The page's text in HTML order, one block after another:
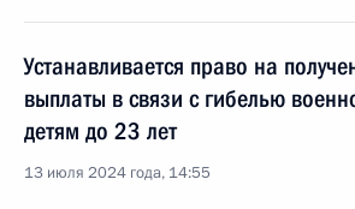
Устанавливается право на
выплаты в связи с гибелью
детям до 23 лет
13 июля 2024 года, 14:55